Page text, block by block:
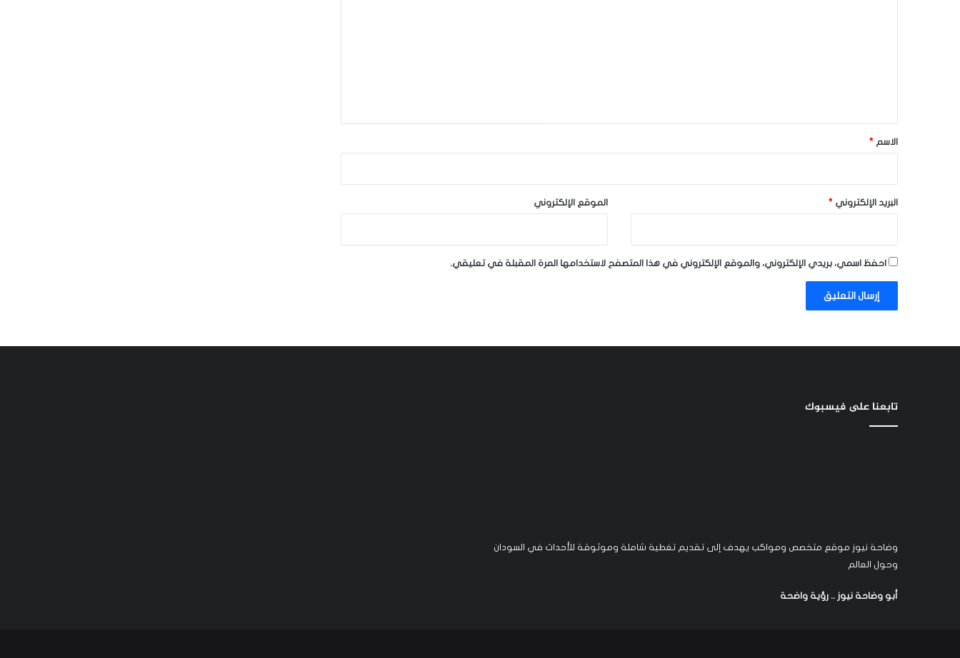
*الاسم *
البريد الإلكتروني * الموقع الإلكتروني
احفظ اسمي، بريدي الإلكتروني، والموقع الإلكتروني في هذا المتصفح لاستخدامها المرة المقبلة في تعليقي.
تابعنا على فيسبوك
وضاحة نيوز موقع متخصص ومواكب يهدف إلى تقديم تغطية شاملة وموثوقة للأحداث في السودان
وحول العالم
أبو وضاحة نيوز .. رؤية واضحة